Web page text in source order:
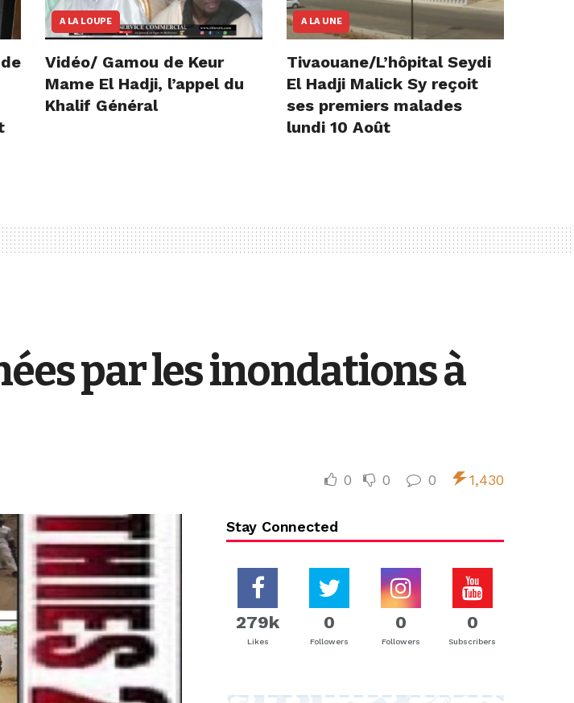
A LA LOUPE
Vidéo/ Gamou de Keur
Mame El Hadji, l’appel du
Khalif Général
A LA UNE
Tivaouane/L’hôpital Seydi
El Hadji Malick Sy reçoit
ses premiers malades
lundi 10 Août
par les inondations à
0 0 0 1,430
Stay Connected
279k
Likes
0
Followers
0
Followers
0
Subscribers